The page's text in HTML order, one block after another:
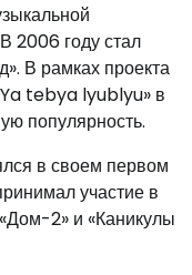
2006 году стал
В рамках проекта
tebya lyublyu» в
популярность.
в своем первом
участие в
2» и «Каникулы